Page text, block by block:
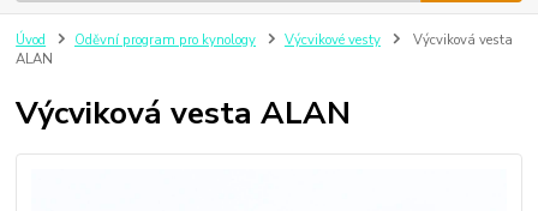
Úvod Oděvní program pro kynology Výcvikové vesty
Výcviková vesta
ALAN
Výcviková vesta ALAN